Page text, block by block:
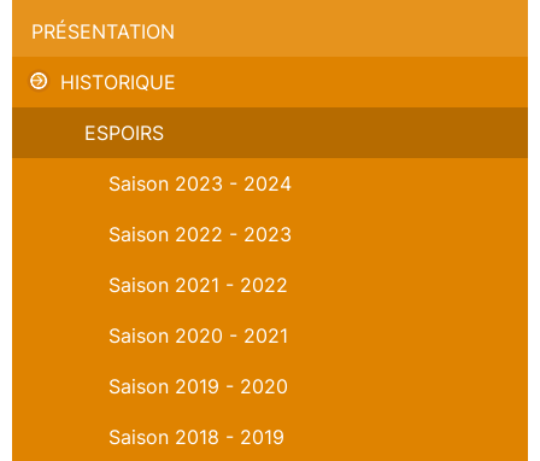
PRÉSENTATION
HISTORIQUE
ESPOIRS
Saison 2023 - 2024
Saison 2022 - 2023
Saison 2021 - 2022
Saison 2020 - 2021
Saison 2019 - 2020
Saison 2018 - 2019